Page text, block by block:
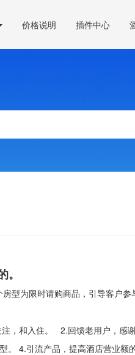
价格说明 插件中心
限时请购商品，引导客户参与
入住。 2.回馈老用户，感谢
4.引流产品，提高酒店营业额